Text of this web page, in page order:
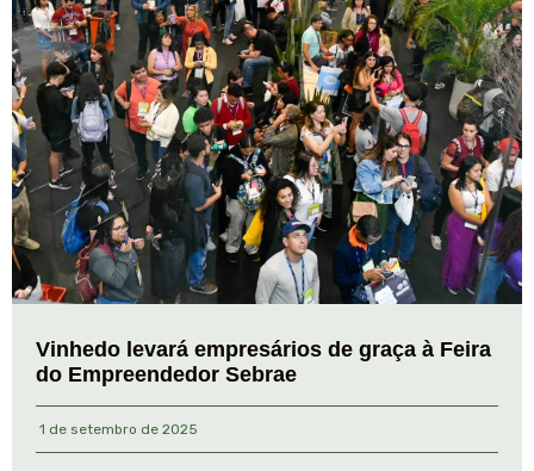
Vinhedo levará empresários de graça à Feira
do Empreendedor Sebrae
1 de setembro de 2025